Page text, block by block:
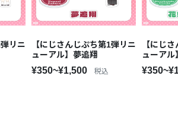
リニ
【にじさんじぷち第1弾リニ
ューアル】夢追翔
¥350~¥1,500 税込
【にじ
ューアル